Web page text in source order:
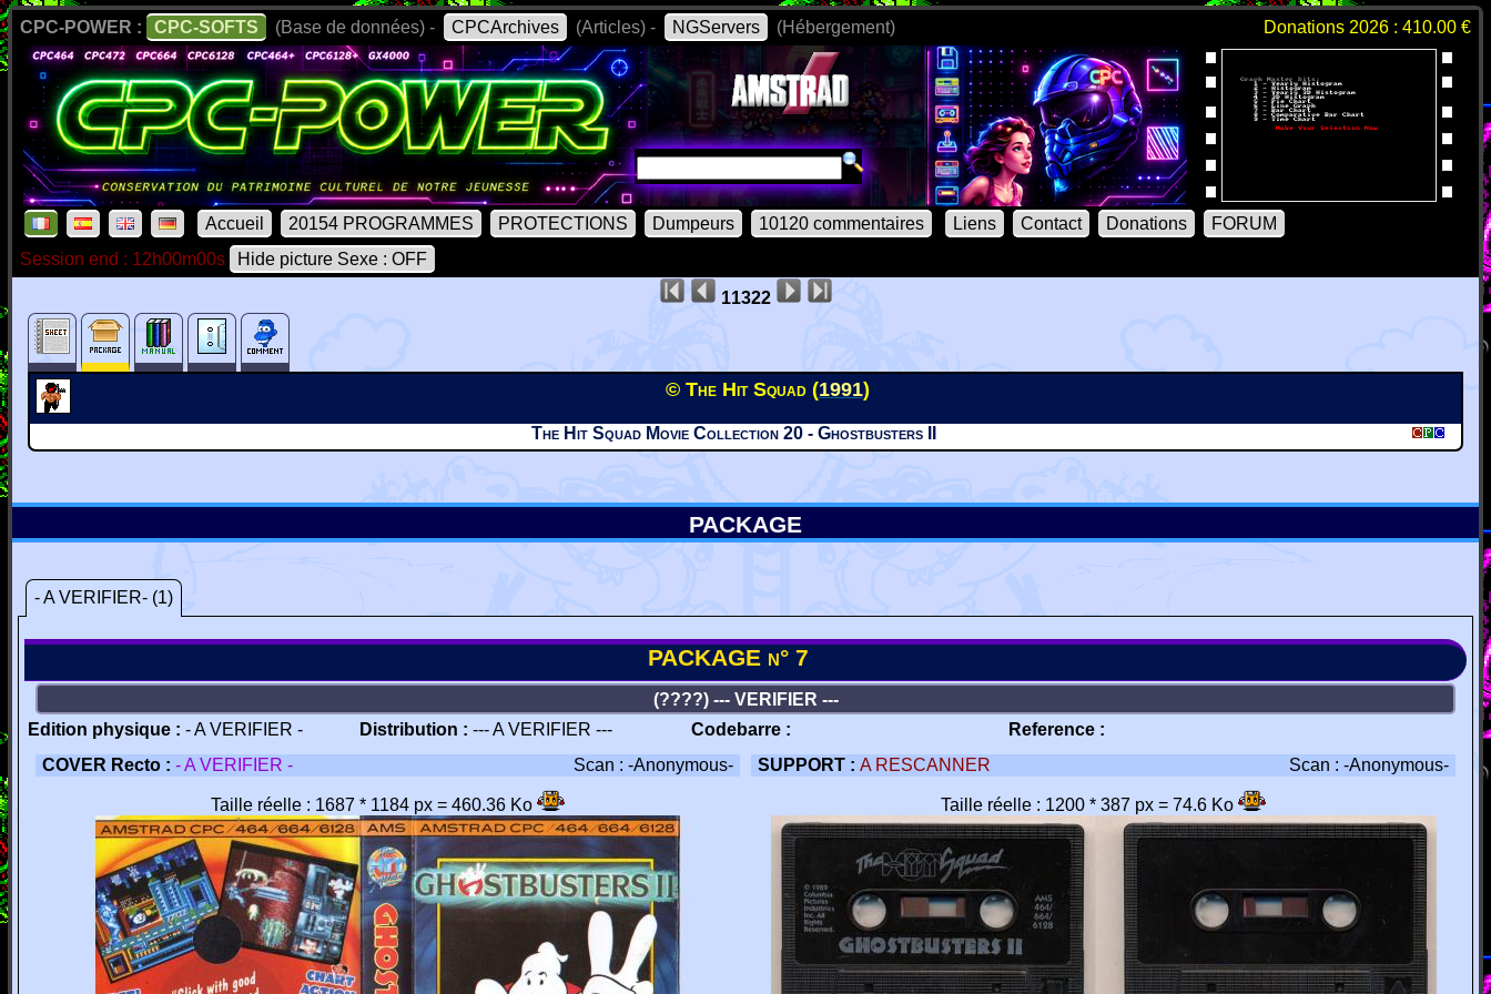
CPC-POWER : CPC-SOFTS (Base de données) - CPCArchives (Articles) - NGServers (Hébergement) Donations 2026 : 410.00 €
Accueil 20154 PROGRAMMES PROTECTIONS Dumpeurs 10120 commentaires Liens Contact Donations
FORUM
Session end : 12h00m00s
Hide picture Sexe : OFF
11322
© The Hit Squad (1991)
The Hit Squad Movie Collection 20 - Ghostbusters II
PACKAGE
- A VERIFIER- (1)
PACKAGE n° 7
(????) --- VERIFIER ---
Edition physique : - A VERIFIER - Distribution : --- A VERIFIER --- Codebarre :
Reference :
COVER Recto : - A VERIFIER - Scan : -Anonymous- SUPPORT : A RESCANNER Scan : -Anonymous-
Taille réelle : 1687 * 1184 px = 460.36 Ko Taille réelle : 1200 * 387 px = 74.6 Ko